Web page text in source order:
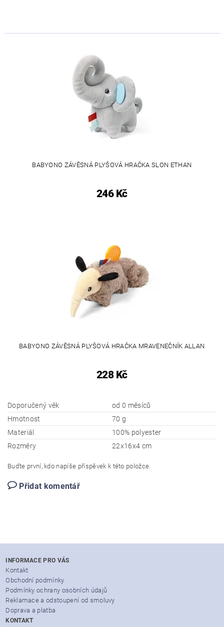
BABYONO ZÁVĚSNÁ PLYŠOVÁ HRAČKA SLON ETHAN
246 Kč
BABYONO ZÁVĚSNÁ PLYŠOVÁ HRAČKA MRAVENEČNÍK ALLAN
228 Kč
Doporučený věk
od 0 měsíců
Hmotnost
70 g
Materiál
100% polyester
Rozměry
22x16x4 cm
Buďte první, kdo napíše příspěvek k této položce.
Přidat komentář
INFORMACE PRO VÁS
Kontakt
Obchodní podmínky
Podmínky ochrany osobních údajů
Reklamace a odstoupení od smoluvy
Doprava a platba
KONTAKT